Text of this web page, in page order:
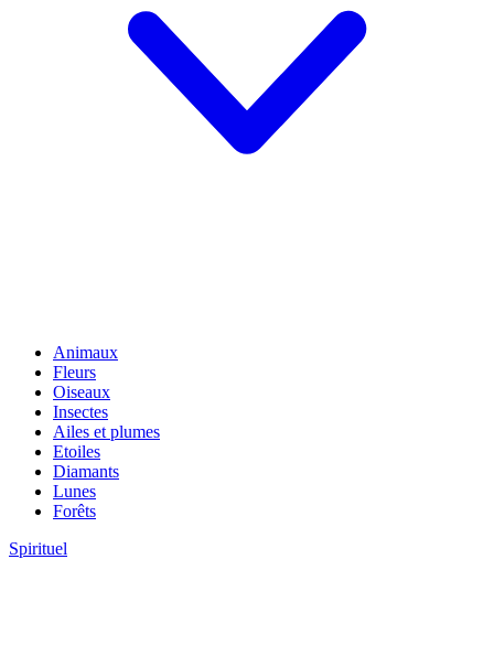
Animaux
Fleurs
Oiseaux
Insectes
Ailes et plumes
Etoiles
Diamants
Lunes
Forêts
Spirituel